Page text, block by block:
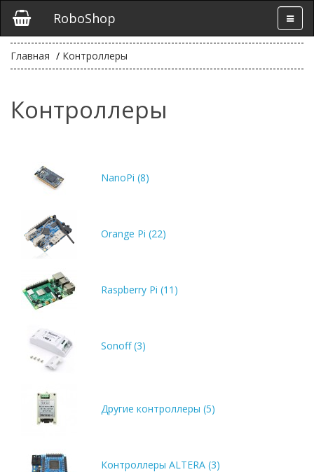
RoboShop
Главная Контроллеры
Контроллеры
NanoPi (8)
Orange Pi (22)
Raspberry Pi (11)
Sonoff (3)
Другие контроллеры (5)
Контроллеры ALTERA (3)